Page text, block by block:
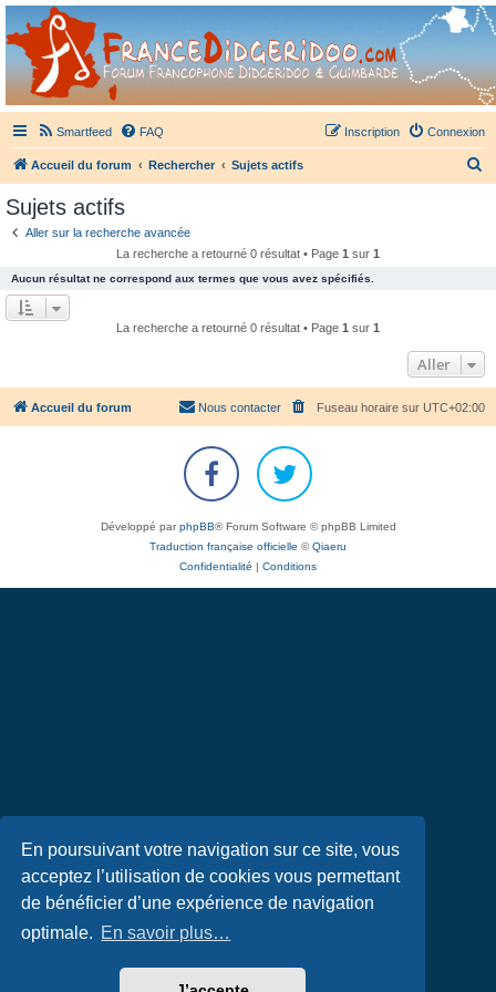
En poursuivant votre navigation sur ce site, vous
acceptez l’utilisation de cookies vous permettant
de bénéficier d’une expérience de navigation
optimale. En savoir plus…
France Didgeridoo
Didgeridoo et Guimbarde sur France Didgeridoo - retrouvez la communauté.
Smartfeed FAQ Connexion
Inscription
Accueil du forum Rechercher Sujets actifs
h
e
r
Sujets actifs
Aller sur la recherche avancée
La recherche a retourné 0 résultat • Page 1 sur 1
Aucun résultat ne correspond aux termes que vous avez spécifiés.
La recherche a retourné 0 résultat • Page 1 sur 1
Aller
Accueil du forum Fuseau horaire sur UTC+02:00
Nous contacter
Développé parphpBB® Forum Software © phpBB Limited
Traduction française officielle ©Qiaeru
Confidentialité | Conditions